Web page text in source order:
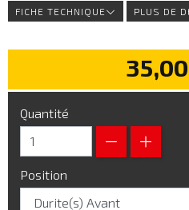
FICHE TECHNIQUE PLUS DE
Quantité
Position